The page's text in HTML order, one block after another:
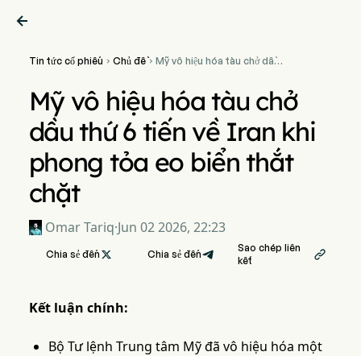

Tin tức cổ phiếu  Chủ đề Mỹ vô hiệu hóa tàu chở dầu
Mỹ vô hiệu hóa tàu chở
dầu thứ 6 tiến về Iran khi
phong tỏa eo biển thắt
chặt
Omar Tariq·Jun 02 2026, 22:23
Chia sẻ đến  Chia sẻ đến
Sao chép liên
kết

Kết luận chính:
Bộ Tư lệnh Trung tâm Mỹ đã vô hiệu hóa một